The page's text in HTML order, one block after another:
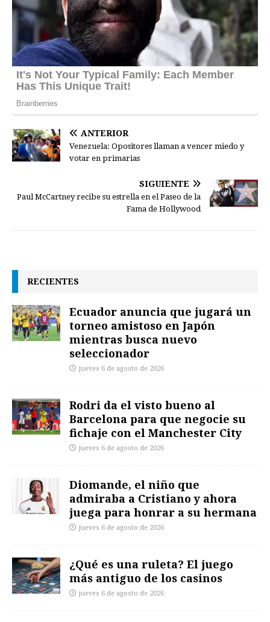
ANTERIOR
Venezuela: Opositores llaman a vencer miedo y
votar en primarias
SIGUIENTE
Paul McCartney recibe su estrella en el Paseo de la
Fama de Hollywood
RECIENTES
Ecuador anuncia que jugará un
torneo amistoso en Japón
mientras busca nuevo
seleccionador
jueves 6 de agosto de 2026
Rodri da el visto bueno al
Barcelona para que negocie su
fichaje con el Manchester City
jueves 6 de agosto de 2026
Diomande, el niño que
admiraba a Cristiano y ahora
juega para honrar a su hermana
jueves 6 de agosto de 2026
¿Qué es una ruleta? El juego
más antiguo de los casinos
jueves 6 de agosto de 2026